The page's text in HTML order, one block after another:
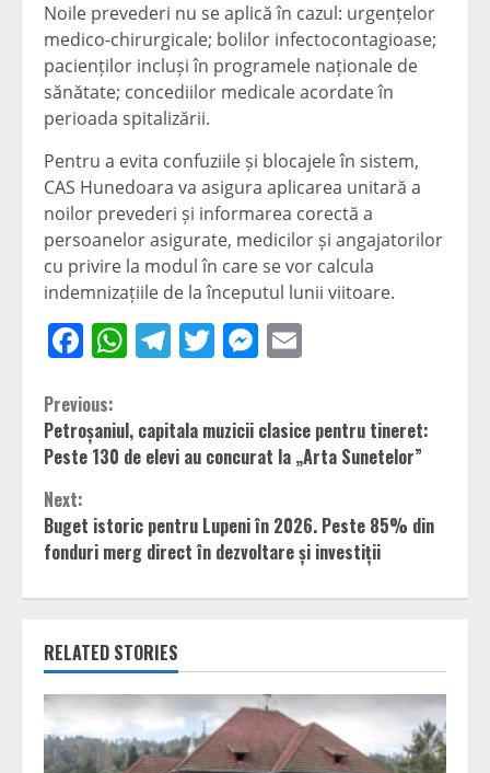
Noile prevederi nu se aplică în cazul: urgențelor
medico-chirurgicale; bolilor infectocontagioase;
pacienților incluși în programele naționale de
sănătate; concediilor medicale acordate în
perioada spitalizării.
Pentru a evita confuziile și blocajele în sistem,
CAS Hunedoara va asigura aplicarea unitară a
noilor prevederi și informarea corectă a
persoanelor asigurate, medicilor și angajatorilor
cu privire la modul în care se vor calcula
indemnizațiile de la începutul lunii viitoare.
Facebook
WhatsApp
Telegram
TwitterMessenger
Continue
Reading
Previous:
Petroșaniul, capitala muzicii clasice pentru tineret:
Peste 130 de elevi au concurat la „Arta Sunetelor”
Next:
Buget istoric pentru Lupeni în 2026. Peste 85% din
fonduri merg direct în dezvoltare și investiții
RELATED STORIES